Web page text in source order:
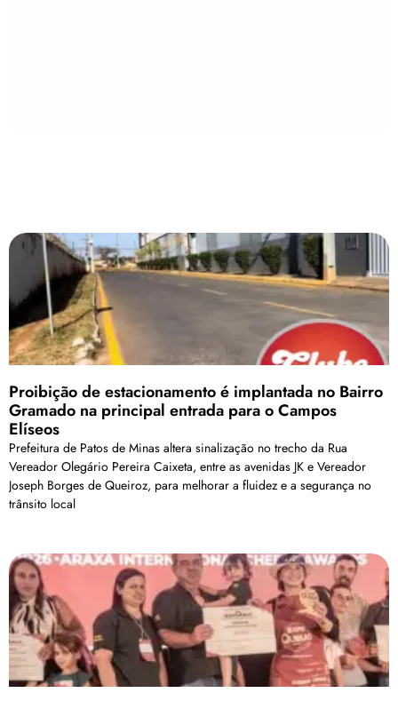
Proibição de estacionamento é implantada no Bairro
Gramado na principal entrada para o Campos
Elíseos
Prefeitura de Patos de Minas altera sinalização no trecho da Rua
Vereador Olegário Pereira Caixeta, entre as avenidas JK e Vereador
Joseph Borges de Queiroz, para melhorar a fluidez e a segurança no
trânsito local